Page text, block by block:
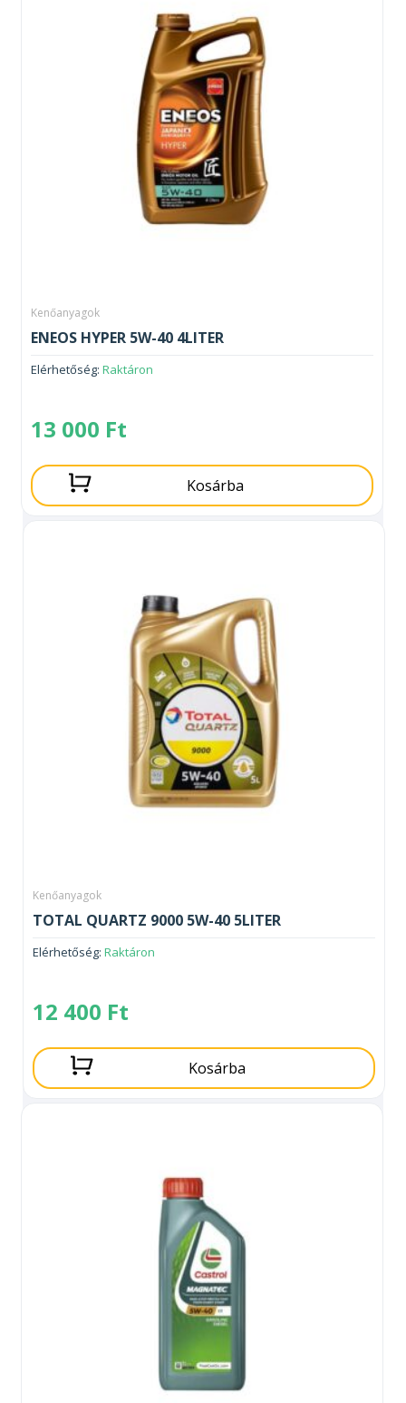
Kenőanyagok
ENEOS HYPER 5W-40 4LITER
Elérhetőség: Raktáron
13 000 Ft
Kosárba
Kenőanyagok
TOTAL QUARTZ 9000 5W-40 5LITER
Elérhetőség: Raktáron
12 400 Ft
Kosárba